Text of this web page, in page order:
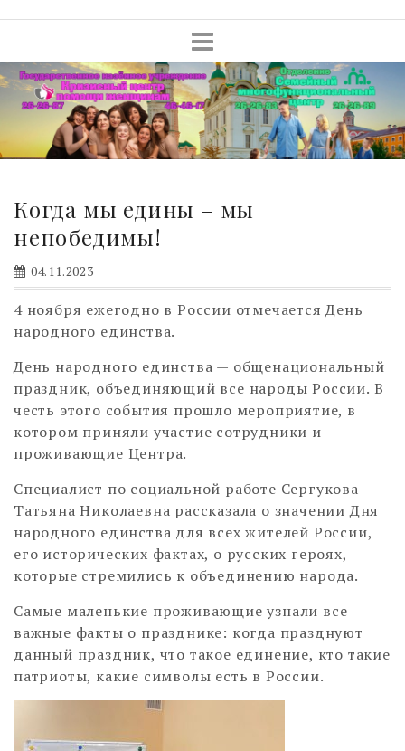
Когда мы едины – мы
непобедимы!
04.11.2023
4 ноября ежегодно в России отмечается День
народного единства.
День народного единства — общенациональный
праздник, объединяющий все народы России. В
честь этого события прошло мероприятие, в
котором приняли участие сотрудники и
проживающие Центра.
Специалист по социальной работе Сергукова
Татьяна Николаевна рассказала о значении Дня
народного единства для всех жителей России,
его исторических фактах, о русских героях,
которые стремились к объединению народа.
Самые маленькие проживающие узнали все
важные факты о празднике: когда празднуют
данный праздник, что такое единение, кто такие
патриоты, какие символы есть в России.